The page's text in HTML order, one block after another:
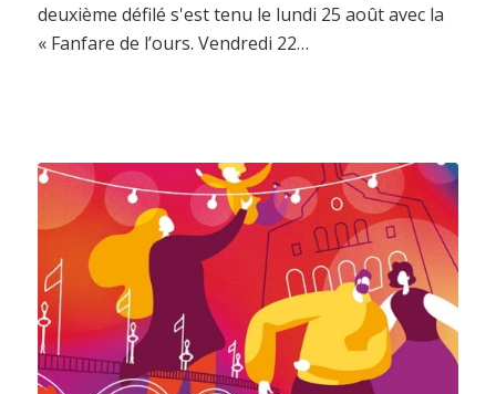
deuxième défilé s'est tenu le lundi 25 août avec la
« Fanfare de l’ours. Vendredi 22…